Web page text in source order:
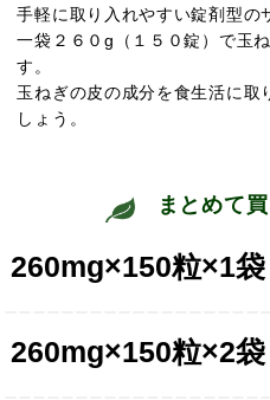
手軽に取り入れやすい錠剤型の
一袋２６０g（１５０錠）で玉
す。
玉ねぎの皮の成分を食生活に取
しょう。
まとめて
260mg×150粒×1袋
260mg×150粒×2袋